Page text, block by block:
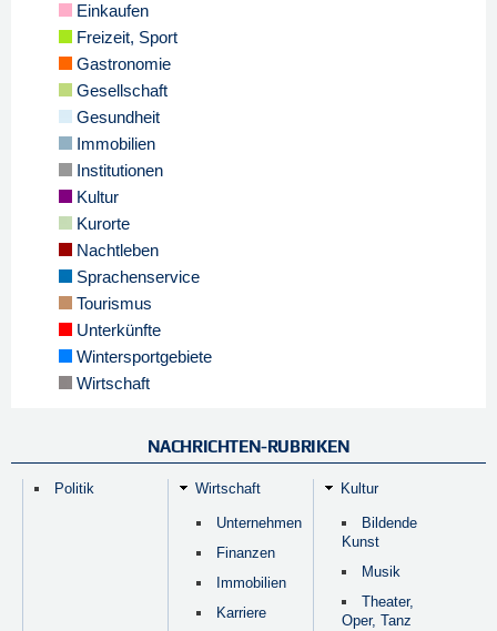
Einkaufen
Freizeit, Sport
Gastronomie
Gesellschaft
Gesundheit
Immobilien
Institutionen
Kultur
Kurorte
Nachtleben
Sprachenservice
Tourismus
Unterkünfte
Wintersportgebiete
Wirtschaft
NACHRICHTEN-RUBRIKEN
Politik Wirtschaft
Unternehmen
Finanzen
Immobilien
Karriere
Kultur
Bildende
Kunst
Musik
Theater,
Oper, Tanz